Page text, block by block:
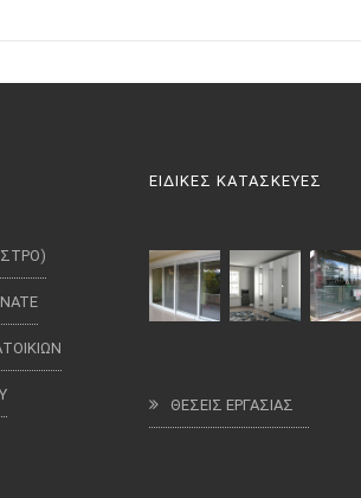
ΕΙΔΙΚΕΣ ΚΑΤΑΣΚΕΥΕΣ
ΘΕΣΕΙΣ ΕΡΓΑΣΙΑΣ